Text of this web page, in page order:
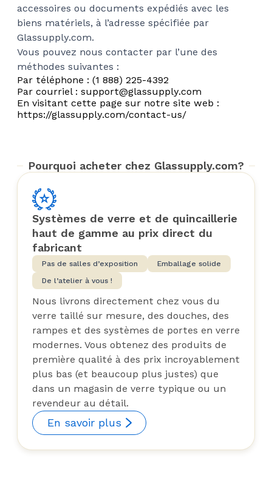
accessoires ou documents expédiés avec les
biens matériels, à l’adresse spécifiée par
Glassupply.com.
Vous pouvez nous contacter par l’une des
méthodes suivantes :
Par téléphone : (1 888) 225-4392
Par courriel : support@glassupply.com
En visitant cette page sur notre site web :
https://glassupply.com/contact-us/
Pourquoi acheter chez Glassupply.com?
Systèmes de verre et de quincaillerie
haut de gamme au prix direct du
fabricant
Pas de salles d’exposition
Emballage solide
De l’atelier à vous !
Nous livrons directement chez vous du
verre taillé sur mesure, des douches, des
rampes et des systèmes de portes en verre
modernes. Vous obtenez des produits de
première qualité à des prix incroyablement
plus bas (et beaucoup plus justes) que
dans un magasin de verre typique ou un
revendeur au détail.
En savoir plus